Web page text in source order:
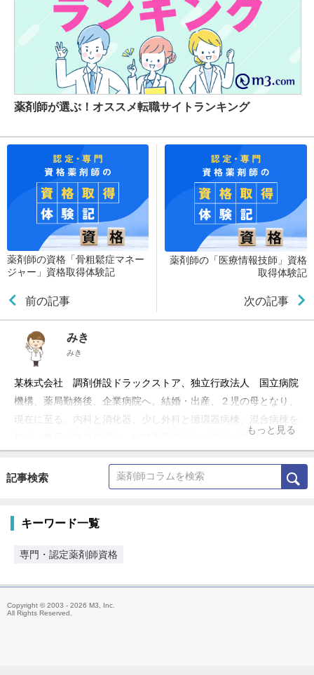
薬剤師が選ぶ！オススメ転職サイトランキング
薬剤師の資格「骨粗鬆症マネー
ジャー」資格取得体験記
前の記事
薬剤師の「医療情報技師」資格
取得体験記
次の記事
みき
みき
某株式会社 調剤併設ドラックストア、独立行政法人 国立病院
機構、薬局勤務後、企業病院へ。結婚・出産、２児の母となり、
現在に至る。内科と消化器、少し外科と循環器病棟、混合病棟を
担当、糖尿病療養指導士、NST専門療法士の資格を取得。子供を
秘めた願望あり。
もっと見る
記事検索
キーワード一覧
専門・認定薬剤師資格
Copyright © 2003 - 2026 M3, Inc.
All Rights Reserved.